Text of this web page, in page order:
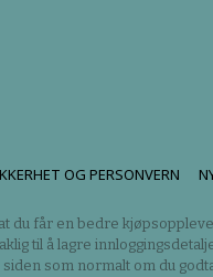
OG PERSONVERN
du får en bedre
til å lagre
som normalt om du